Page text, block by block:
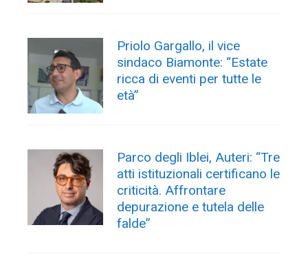
Priolo Gargallo, il vice
sindaco Biamonte: “Estate
ricca di eventi per tutte le
età”
Parco degli Iblei, Auteri: “Tre
atti istituzionali certificano le
criticità. Affrontare
depurazione e tutela delle
falde”